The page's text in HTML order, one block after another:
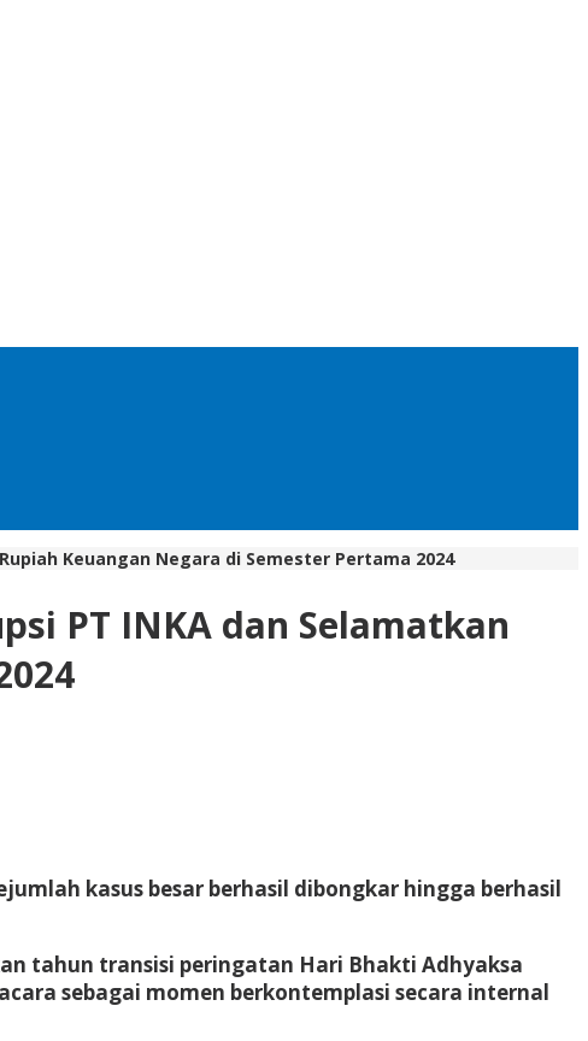
Keuangan Negara di Semester Pertama 2024
PT INKA dan Selamatkan
kasus besar berhasil dibongkar hingga berhasil
tahun transisi peringatan Hari Bhakti Adhyaksa
sebagai momen berkontemplasi secara internal